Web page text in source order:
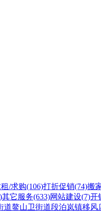
/求购(106)打折促销(74)搬
其它服务(633)网站建设(7)开
道鳌山卫街道段泊岚镇移风